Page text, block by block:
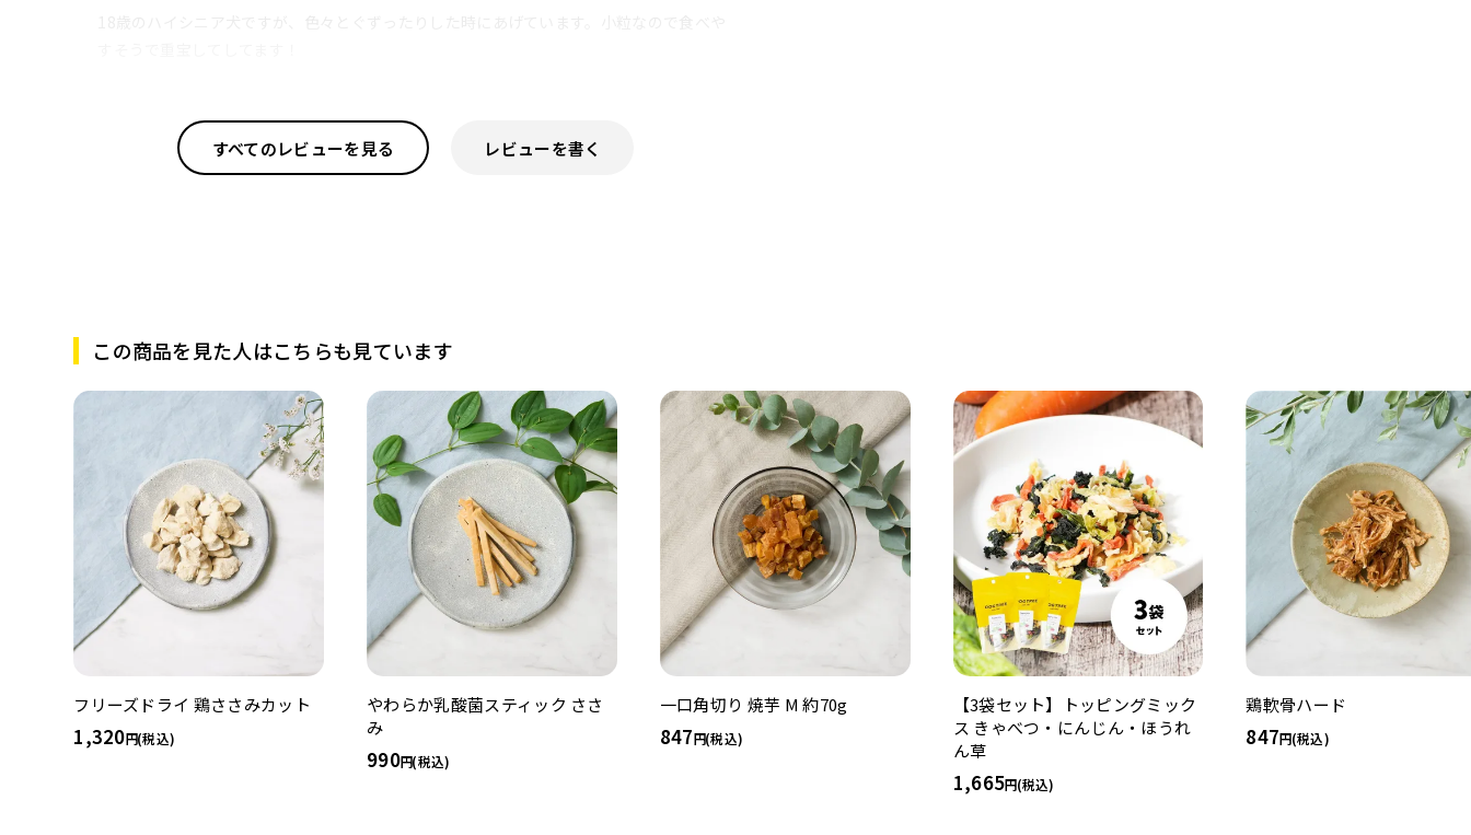
すべてのレビューを見る レビューを書く
この商品を見た人はこちらも見ています
フリーズドライ 鶏ささみカット
1,320 (税込)
やわらか乳酸菌スティック ささ
み
990 (税込)
一口角切り 焼芋 M 約70g
847 (税込)
【3袋セット】トッピングミック
ス きゃべつ・にんじん・ほうれ
ん草
1,665 (税込)
鶏軟骨ハード
847 (税込)